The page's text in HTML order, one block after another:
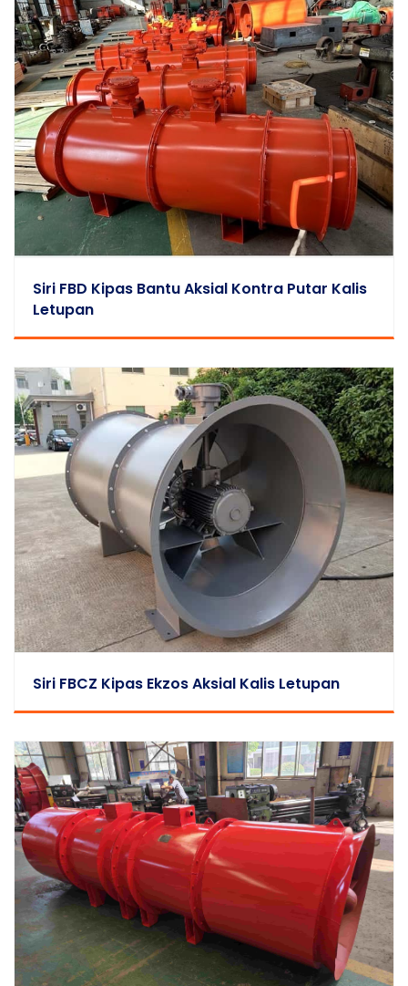
Siri FBD Kipas Bantu Aksial Kontra Putar Kalis
Letupan
Siri FBCZ Kipas Ekzos Aksial Kalis Letupan